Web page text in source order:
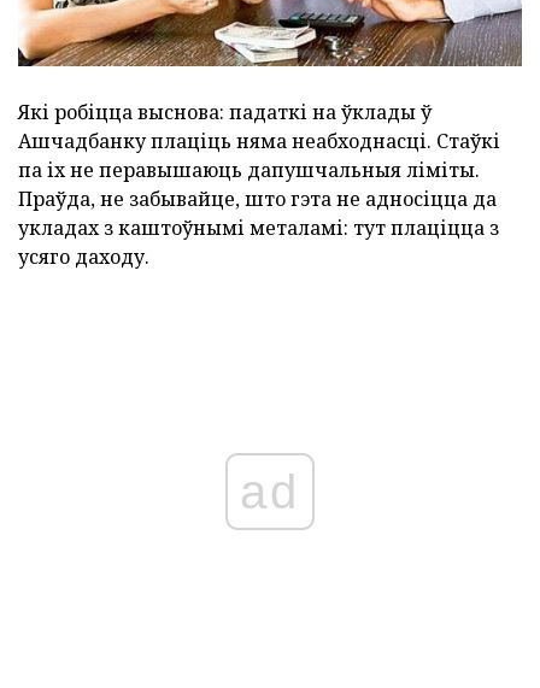
Які робіцца выснова: падаткі на ўклады ў
Ашчадбанку плаціць няма неабходнасці. Стаўкі
па іх не перавышаюць дапушчальныя ліміты.
Праўда, не забывайце, што гэта не адносіцца да
укладах з каштоўнымі металамі: тут плаціцца з
усяго даходу.
ad